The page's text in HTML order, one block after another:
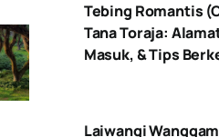
Tebing Romantis
Tana Toraja:
Masuk, & Tips
Laiwangi